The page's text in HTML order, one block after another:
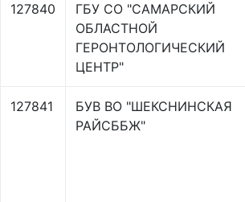
127840
ГБУ СО "САМАРСКИЙ
ОБЛАСТНОЙ
ГЕРОНТОЛОГИЧЕСКИЙ
ЦЕНТР"
127841
БУВ ВО "ШЕКСНИНСКАЯ
РАЙСББЖ"